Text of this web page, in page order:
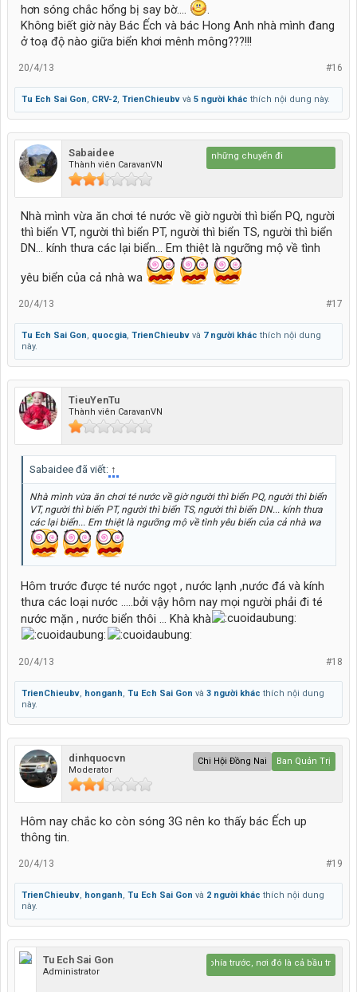
hơn sóng chắc hổng bị say bờ....
.
Không biết giờ này Bác Ếch và bác Hong Anh nhà mình đang
ở toạ độ nào giữa biển khơi mênh mông???!!!
#16
20/4/13
Tu Ech Sai Gon, CRV-2, TrienChieubv và 5 người khác thích nội dung này.
Sabaidee
Thành viên CaravanVN
Cuộc đời là những chuyến đi
Nhà mình vừa ăn chơi té nước về giờ người thì biển PQ, người
thì biển VT, người thì biển PT, người thì biển TS, người thì biển
DN... kính thưa các lại biển... Em thiệt là ngưỡng mộ về tình
yêu biển của cả nhà wa
#17
20/4/13
Tu Ech Sai Gon, quocgia, TrienChieubv và 7 người khác thích nội dung
này.
TieuYenTu
Thành viên CaravanVN
Sabaidee đã viết: ↑
Nhà mình vừa ăn chơi té nước về giờ người thì biển PQ, người thì biển
VT, người thì biển PT, người thì biển TS, người thì biển DN... kính thưa
các lại biển... Em thiệt là ngưỡng mộ về tình yêu biển của cả nhà wa
Hôm trước được té nước ngọt , nước lạnh ,nước đá và kính
thưa các loại nước .....bởi vậy hôm nay mọi người phải đi té
nước mặn , nước biển thôi ... Khà khà
#18
20/4/13
TrienChieubv, honganh, Tu Ech Sai Gon và 3 người khác thích nội dung
này.
dinhquocvn
Moderator
Ban Quản Trị
Chi Hội Đồng Nai
Hôm nay chắc ko còn sóng 3G nên ko thấy bác Ếch up
thông tin.
#19
20/4/13
TrienChieubv, honganh, Tu Ech Sai Gon và 2 người khác thích nội dung
này.
Tu Ech Sai Gon
Administrator
Hãy lái lên phía trước, nơi đó là cả bầu trời